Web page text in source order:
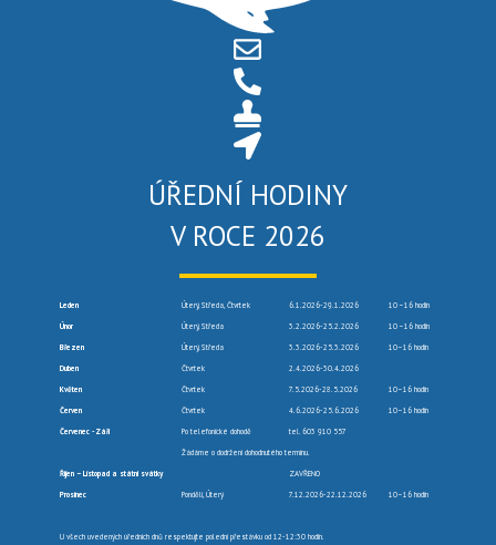
ÚŘEDNÍ HODINY
V ROCE 2026
Leden Úterý, Středa, Čtvrtek 6.1.2026-29.1.2026 10 –16 hodin
Únor Úterý, Středa 3.2.2026-25.2.2026 10 –16 hodin
Březen Úterý, Středa 3.3.2026-25.3.2026 10–16 hodin
Duben Čtvrtek 2.4.2026-30.4.2026
Květen Čtvrtek 7.5.2026-28.5.2026 10–16 hodin
Červen Čtvrtek 4.6.2026-25.6.2026 10–16 hodin
Červenec -Září Po telefonické dohodě tel. 603 910 557
Žádáme o dodržení dohodnutého termínu.
Říjen – Listopad a státní svátky ZAVŘENO
Prosinec Pondělí, Úterý 7.12.2026-22.12.2026 10–16 hodin
U všech uvedených úředních dnů respektujte polední přestávku od 12-12:30 hodin.